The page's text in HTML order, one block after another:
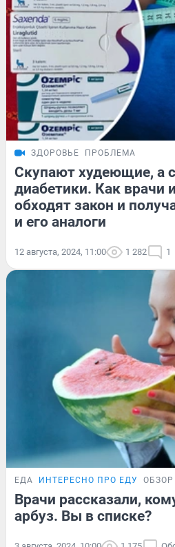
ЗДОРОВЬЕ ПРОБЛЕМА
Скупают худеющие, а
диабетики. Как врачи
обходят закон и
и его аналоги
12 августа, 2024, 11:00 1 282 1
ЕДА ИНТЕРЕСНО ПРО ЕДУ ОБЗОР
Врачи рассказали,
арбуз. Вы в списке?